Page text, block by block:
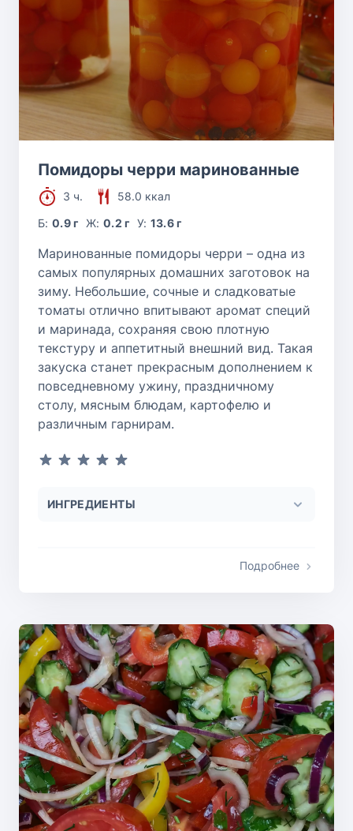
Помидоры черри маринованные
3 ч.
58.0 ккал
Б:0.9 г Ж: 0.2 г У: 13.6 г
Маринованные помидоры черри – одна из
самых популярных домашних заготовок на
зиму. Небольшие, сочные и сладковатые
томаты отлично впитывают аромат специй
и маринада, сохраняя свою плотную
текстуру и аппетитный внешний вид. Такая
закуска станет прекрасным дополнением к
повседневному ужину, праздничному
столу, мясным блюдам, картофелю и
различным гарнирам.
ИНГРЕДИЕНТЫ
Подробнее